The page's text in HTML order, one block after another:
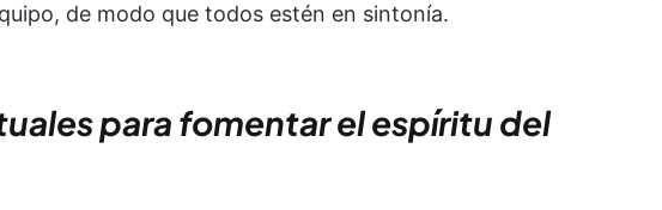
de modo que todos estén en sintonía.
para fomentar el espíritu del